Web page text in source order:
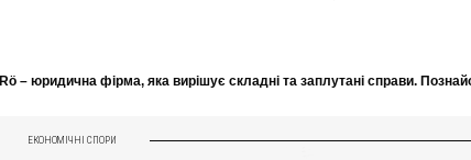
Rö – юридична фірма, яка вирішує складні та заплутані справи.
ЕКОНОМІЧНІ СПОРИ